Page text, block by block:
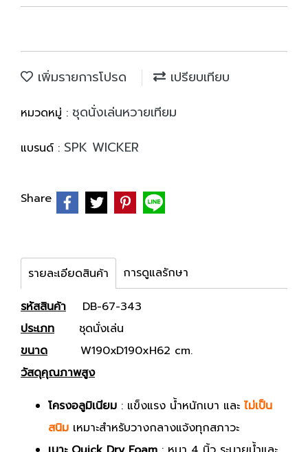
เพิ่มรายการโปรด เปรียบเทียบ
หมวดหมู่ : ชุดนั่งเล่นหวายเทียม
แบรนด์ : SPK WICKER
Share
รายละเอียดสินค้า การดูแลรักษา
รหัสสินค้า DB-67-343
ประเภท ชุดนั่งเล่น
ขนาด W190xD190xH62 cm.
วัสดุคุณภาพสูง
โครงอลูมิเนียม : แข็งแรง น้ำหนักเบา และ ไม่เป็น
สนิม เหมาะสำหรับวางกลางแจ้งทุกสภาวะ